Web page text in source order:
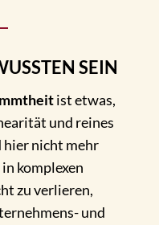
SEIN
ist etwas,
und reines
nicht mehr
komplexen
zu verlieren,
und